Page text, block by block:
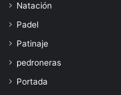
Natación
Padel
Patinaje
pedroneras
Portada